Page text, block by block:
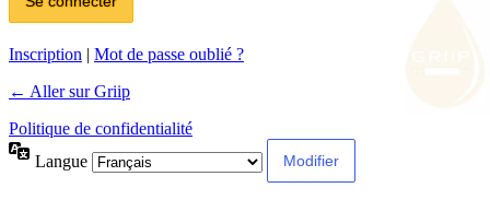
Inscription | Mot de passe oublié ?
← Aller sur Griip
Politique de confidentialité
Langue